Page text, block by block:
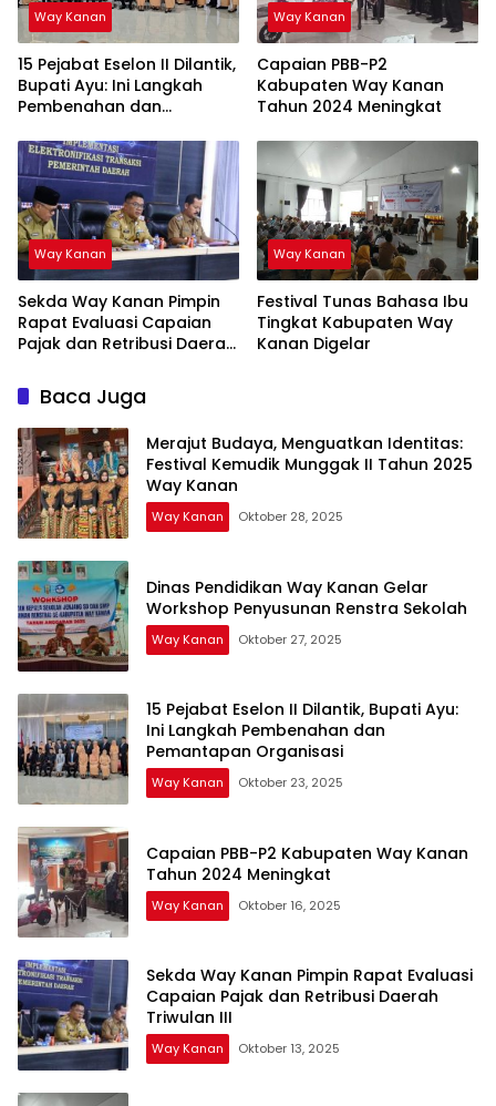
Way Kanan
15 Pejabat Eselon II Dilantik,
Bupati Ayu: Ini Langkah
Pembenahan dan
Way Kanan
Capaian PBB-P2
Kabupaten Way Kanan
Tahun 2024 Meningkat
Way Kanan
Sekda Way Kanan Pimpin
Rapat Evaluasi Capaian
Pajak dan Retribusi Daerah
Way Kanan
Festival Tunas Bahasa Ibu
Tingkat Kabupaten Way
Kanan Digelar
Baca Juga
Merajut Budaya, Menguatkan Identitas:
Festival Kemudik Munggak II Tahun 2025
Way Kanan
Way Kanan Oktober 28, 2025
Dinas Pendidikan Way Kanan Gelar
Workshop Penyusunan Renstra Sekolah
Way Kanan Oktober 27, 2025
15 Pejabat Eselon II Dilantik, Bupati Ayu:
Ini Langkah Pembenahan dan
Pemantapan Organisasi
Way Kanan Oktober 23, 2025
Capaian PBB-P2 Kabupaten Way Kanan
Tahun 2024 Meningkat
Way Kanan Oktober 16, 2025
Sekda Way Kanan Pimpin Rapat Evaluasi
Capaian Pajak dan Retribusi Daerah
Triwulan III
Way Kanan Oktober 13, 2025